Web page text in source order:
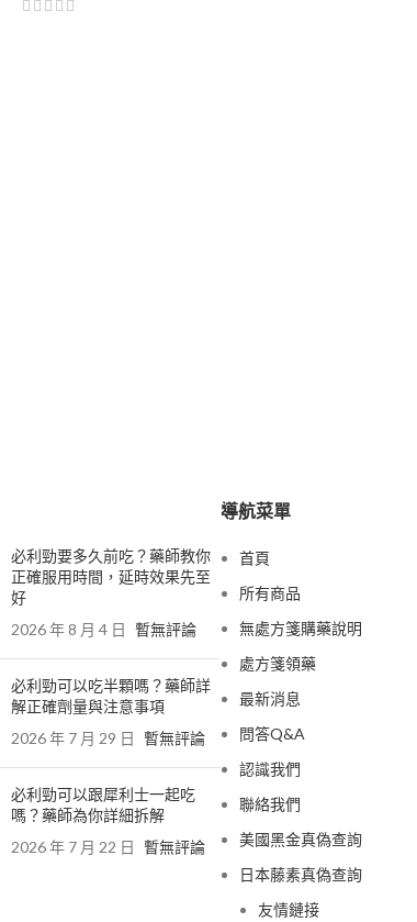
必利勁要多久前吃？藥師教你
正確服用時間，延時效果先至
好
2026 年 8 月 4 日 暫無評論
必利勁可以吃半顆嗎？藥師詳
解正確劑量與注意事項
2026 年 7 月 29 日 暫無評論
必利勁可以跟犀利士一起吃
嗎？藥師為你詳細拆解
2026 年 7 月 22 日 暫無評論
導航菜單
首頁
所有商品
無處方箋購藥說明
處方箋領藥
最新消息
問答Q&A
認識我們
聯絡我們
美國黑金真偽查詢
日本藤素真偽查詢
友情鏈接